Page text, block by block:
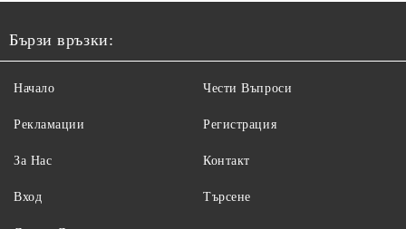
Бързи връзки:
Начало
Рекламации
За Нас
Вход
Чести Въпроси
Регистрация
Контакт
Търсене